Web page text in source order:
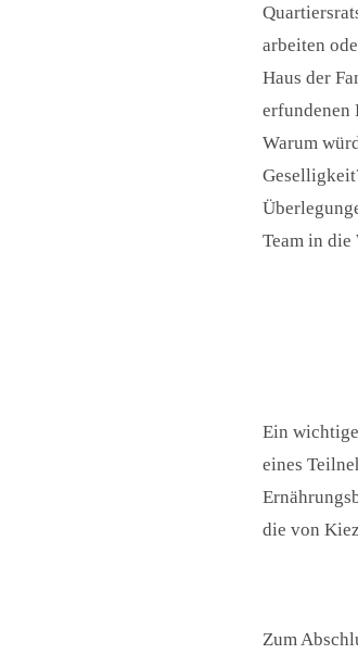
arbeiten
Haus der
erfundenen
Warum
Team in
Ein
eines
die von
Zum